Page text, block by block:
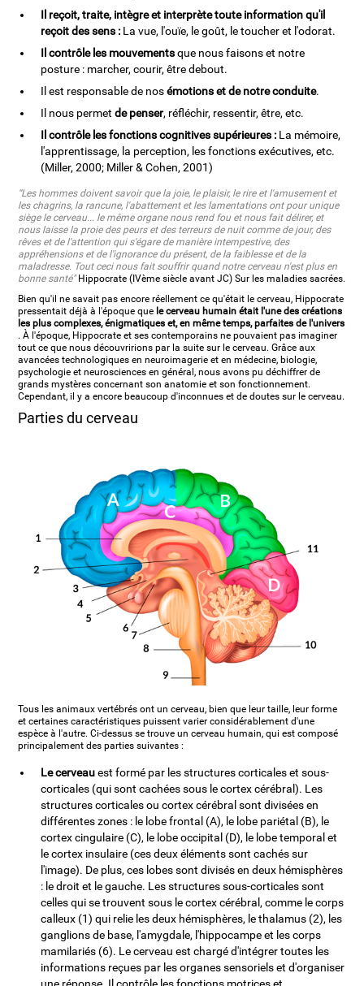
Il reçoit, traite, intègre et interprète toute information qu'il
reçoit des sens : La vue, l'ouïe, le goût, le toucher et l'odorat.
Il contrôle les mouvementsque nous faisons et notre
posture : marcher, courir, être debout.
Il est responsable de nosémotions et de notre conduite.
Il nous permetde penser, réfléchir, ressentir, être, etc.
Il contrôle les fonctions cognitives supérieures : La mémoire,
l'apprentissage, la perception, les fonctions exécutives, etc.
(Miller, 2000; Miller & Cohen, 2001)
“Les hommes doivent savoir que la joie, le plaisir, le rire et l'amusement et
les chagrins, la rancune, l'abattement et les lamentations ont pour unique
siège le cerveau... le même organe nous rend fou et nous fait délirer, et
nous laisse la proie des peurs et des terreurs de nuit comme de jour, des
rêves et de l'attention qui s'égare de manière intempestive, des
appréhensions et de l'ignorance du présent, de la faiblesse et de la
maladresse. Tout ceci nous fait souffrir quand notre cerveau n'est plus en
bonne santé"Hippocrate (IVème siècle avant JC) Sur les maladies sacrées.
Bien qu'il ne savait pas encore réellement ce qu'était le cerveau, Hippocrate
pressentait déjà à l'époque que le cerveau humain était l'une des créations
les plus complexes, énigmatiques et, en même temps, parfaites de l'univers
. À l'époque, Hippocrate et ses contemporains ne pouvaient pas imaginer
tout ce que nous découvririons par la suite sur le cerveau. Grâce aux
avancées technologiques en neuroimagerie et en médecine, biologie,
psychologie et neurosciences en général, nous avons pu déchiffrer de
grands mystères concernant son anatomie et son fonctionnement.
Cependant, il y a encore beaucoup d'inconnues et de doutes sur le cerveau.
Parties du cerveau
Tous les animaux vertébrés ont un cerveau, bien que leur taille, leur forme
et certaines caractéristiques puissent varier considérablement d'une
espèce à l'autre. Ci-dessus se trouve un cerveau humain, qui est composé
principalement des parties suivantes :
Le cerveauest formé par les structures corticales et sous-
corticales (qui sont cachées sous le cortex cérébral). Les
structures corticales ou cortex cérébral sont divisées en
différentes zones : le lobe frontal (A), le lobe pariétal (B), le
cortex cingulaire (C), le lobe occipital (D), le lobe temporal et
le cortex insulaire (ces deux éléments sont cachés sur
l'image). De plus, ces lobes sont divisés en deux hémisphères
: le droit et le gauche. Les structures sous-corticales sont
celles qui se trouvent sous le cortex cérébral, comme le corps
calleux (1) qui relie les deux hémisphères, le thalamus (2), les
ganglions de base, l'amygdale, l'hippocampe et les corps
mamilariés (6). Le cerveau est chargé d'intégrer toutes les
informations reçues par les organes sensoriels et d'organiser